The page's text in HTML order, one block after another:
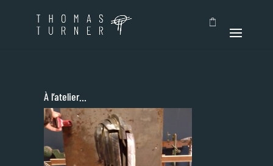
À l’atelier…